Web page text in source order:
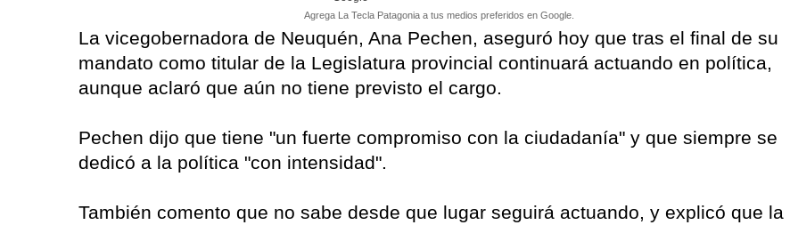
Agrega La Tecla Patagonia a tus medios preferidos en Google.
La vicegobernadora de Neuquén, Ana Pechen, aseguró hoy que tras el final de su
mandato como titular de la Legislatura provincial continuará actuando en política,
aunque aclaró que aún no tiene previsto el cargo.
Pechen dijo que tiene "un fuerte compromiso con la ciudadanía" y que siempre se
dedicó a la política "con intensidad".
También comento que no sabe desde que lugar seguirá actuando, y explicó que la